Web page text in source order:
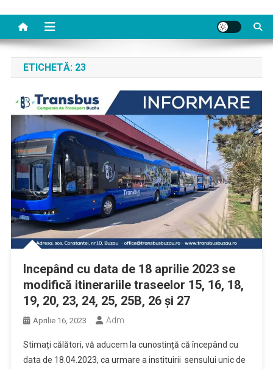
ETICHETĂ: 23
Incepând cu data de 18 aprilie 2023 se
modifică itinerariile traseelor 15, 16, 18,
19, 20, 23, 24, 25, 25B, 26 și 27
Aprilie 16, 2023 Adm
Stimați călători, vă aducem la cunostință că începând cu
data de 18.04.2023, ca urmare a instituirii sensului unic de